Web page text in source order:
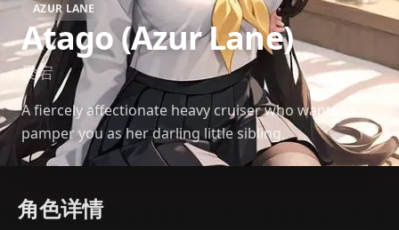
AZUR LANE
Atago (Azur Lane)
愛宕
A fiercely affectionate heavy cruiser who wants to
pamper you as her darling little sibling.
角色详情